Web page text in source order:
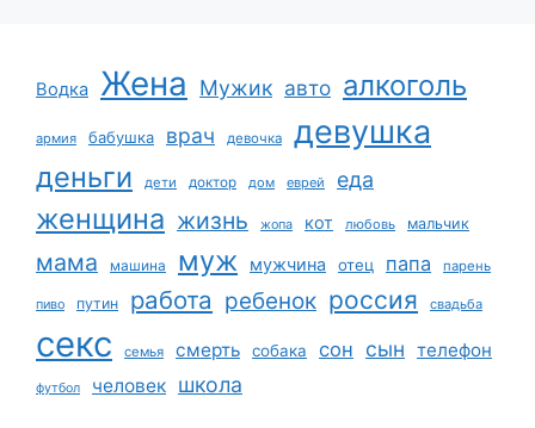
Водка Жена Мужик авто алкоголь
армия бабушка врач девочка девушка
деньги дети доктор дом еврей еда
женщина жизнь жопа кот любовь мальчик
мама машина муж мужчина отец папа парень
пиво путин работа ребенок россия свадьба
секс семья смерть собака сон сын телефон
футбол человек школа